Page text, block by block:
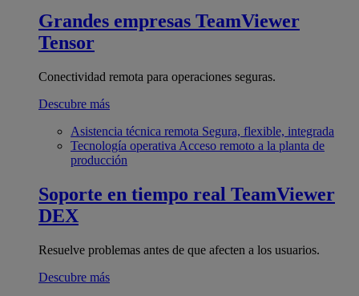
Grandes empresas TeamViewer
Tensor
Conectividad remota para operaciones seguras.
Descubre más
Asistencia técnica remota Segura, flexible, integrada
Tecnología operativa Acceso remoto a la planta de
producción
Soporte en tiempo real TeamViewer
DEX
Resuelve problemas antes de que afecten a los usuarios.
Descubre más